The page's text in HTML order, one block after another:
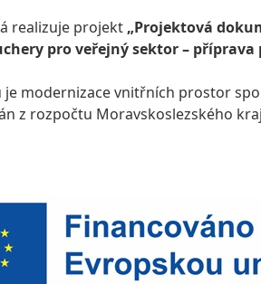
realizuje projekt „Projektová
pro veřejný sektor –
je modernizace vnitřních prostor
z rozpočtu Moravskoslezského